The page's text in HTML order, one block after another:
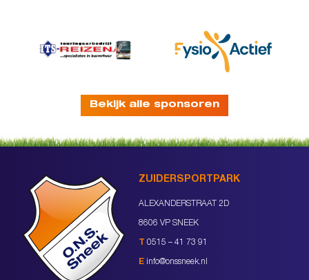
Bekijk alle sponsoren
ZUIDERSPORTPARK
ALEXANDERSTRAAT 2D
8606 VP SNEEK
T 0515 – 41 73 91
E info@onssneek.nl